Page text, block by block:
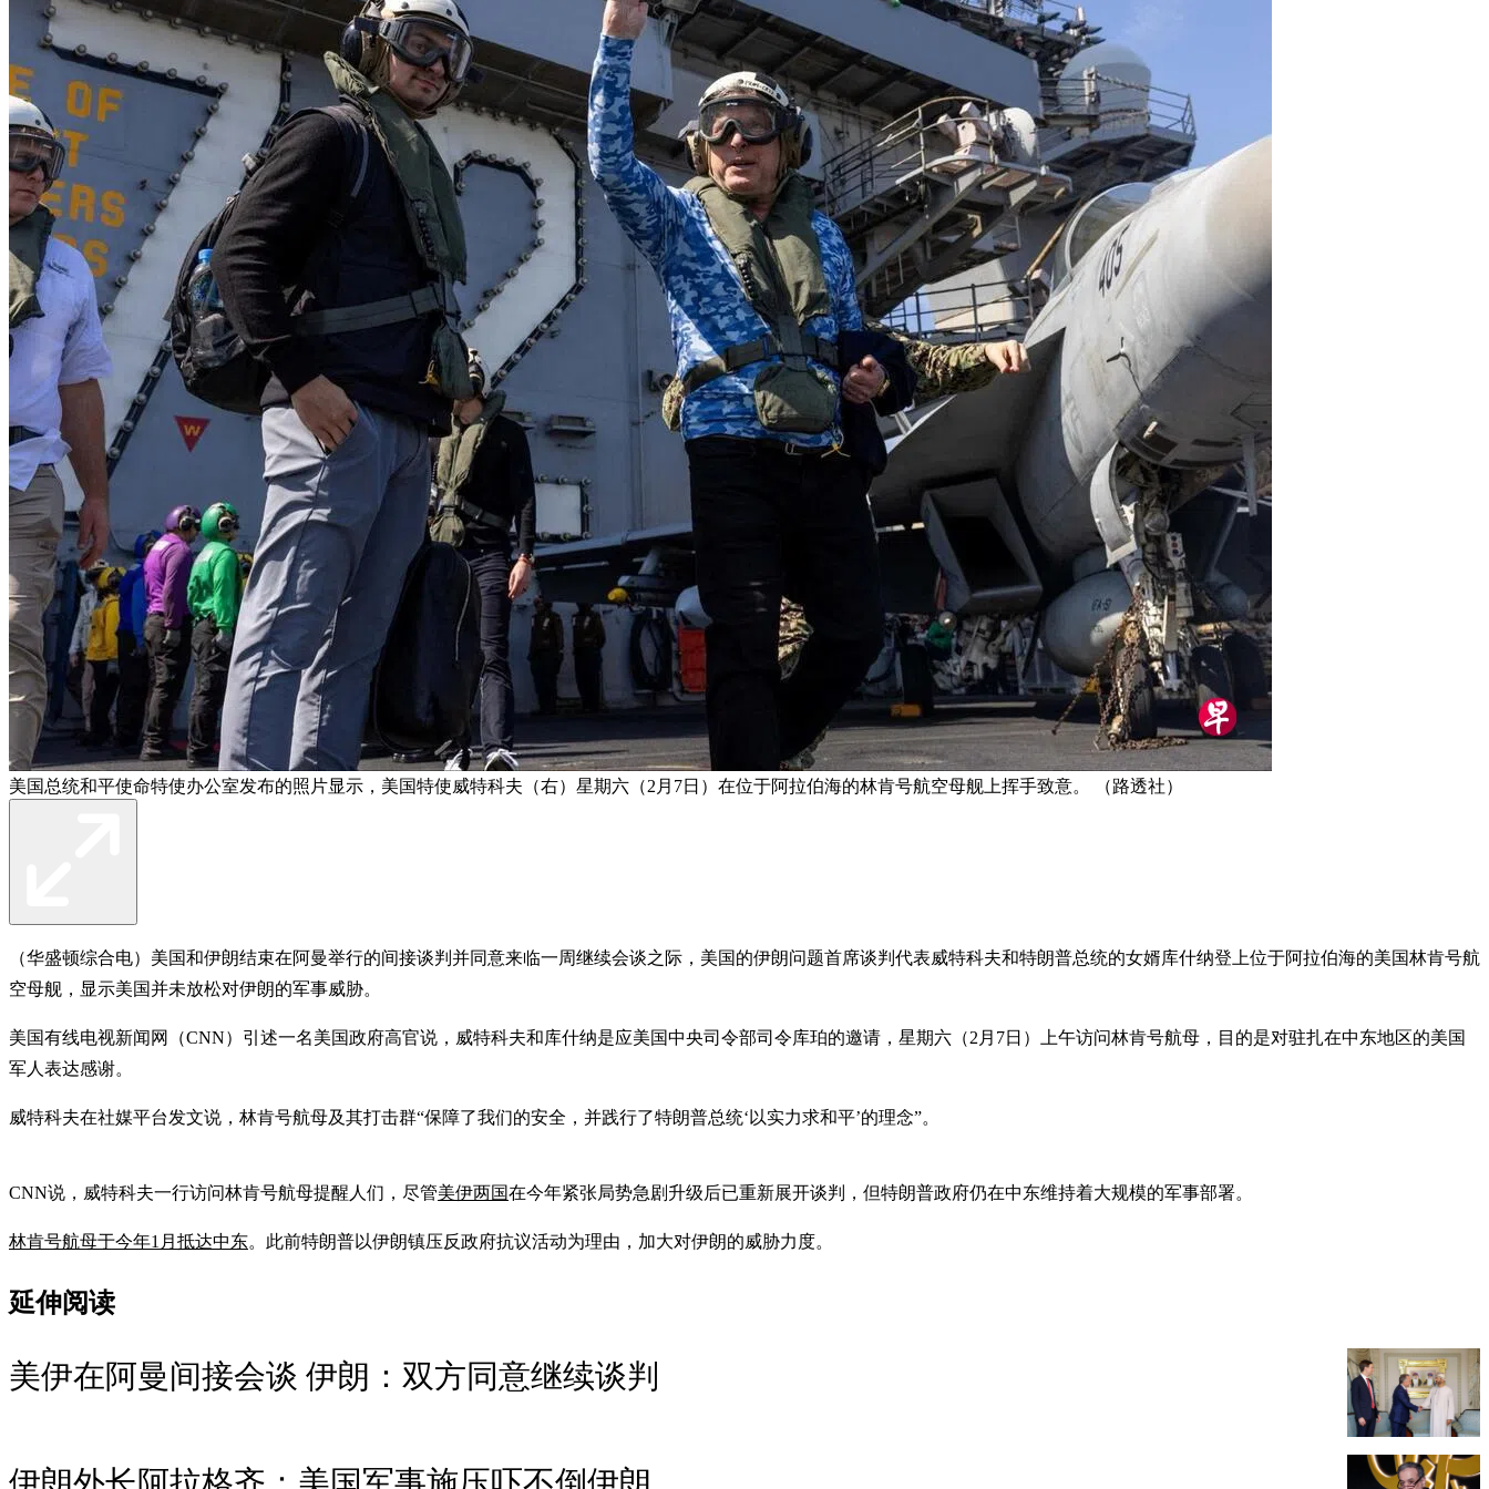
美国总统和平使命特使办公室发布的照片显示，美国特使威特科夫（右）星期六（2月7日）在位于阿拉伯海的林肯号航空母舰上挥手致意。 （路透社）
（华盛顿综合电）美国和伊朗结束在阿曼举行的间接谈判并同意来临一周继续会谈之际，美国的伊朗问题首席谈判代表威特科夫和特朗普总统的女婿库什纳登上位于阿拉伯海的美国林肯号航
空母舰，显示美国并未放松对伊朗的军事威胁。
美国有线电视新闻网（CNN）引述一名美国政府高官说，威特科夫和库什纳是应美国中央司令部司令库珀的邀请，星期六（2月7日）上午访问林肯号航母，目的是对驻扎在中东地区的美国
军人表达感谢。
威特科夫在社媒平台发文说，林肯号航母及其打击群“保障了我们的安全，并践行了特朗普总统‘以实力求和平’的理念”。
CNN说，威特科夫一行访问林肯号航母提醒人们，尽管美伊两国在今年紧张局势急剧升级后已重新展开谈判，但特朗普政府仍在中东维持着大规模的军事部署。
林肯号航母于今年1月抵达中东。此前特朗普以伊朗镇压反政府抗议活动为理由，加大对伊朗的威胁力度。
延伸阅读
美伊在阿曼间接会谈 伊朗：双方同意继续谈判